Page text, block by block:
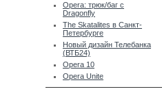
Opera: трюк/баг с
Dragonfly
The Skatalites в Санкт-
Петербурге
Новый дизайн Телебанка
(ВТБ24)
Opera 10
Opera Unite